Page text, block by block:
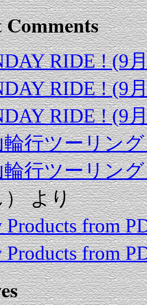
Comments
RIDE ! (9
RIDE ! (9
RIDE ! (9
行ツーリン
行ツーリン
）より
Products from
Products from